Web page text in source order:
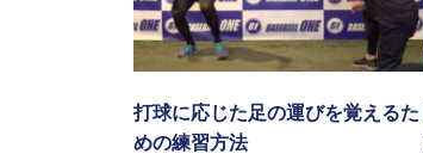
打球に応じた足の運びを覚えるた
めの練習方法